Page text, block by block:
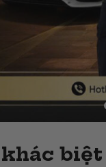
biệt